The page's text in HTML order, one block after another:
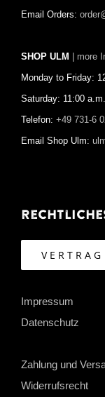
Email Orders:
SHOP ULM | more
Monday to Friday:
Saturday: 11:00
Telefon: +49 731-6
Email Shop Ulm:
Impressum
Datenschutz
Zahlung und
Widerrufsrecht